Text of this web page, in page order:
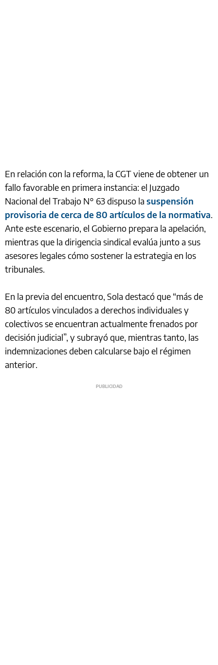
En relación con la reforma, la CGT viene de obtener un
fallo favorable en primera instancia: el Juzgado
Nacional del Trabajo N° 63 dispuso la suspensión
provisoria de cerca de 80 artículos de la normativa.
Ante este escenario, el Gobierno prepara la apelación,
mientras que la dirigencia sindical evalúa junto a sus
asesores legales cómo sostener la estrategia en los
tribunales.
En la previa del encuentro, Sola destacó que “más de
80 artículos vinculados a derechos individuales y
colectivos se encuentran actualmente frenados por
decisión judicial”, y subrayó que, mientras tanto, las
indemnizaciones deben calcularse bajo el régimen
anterior.